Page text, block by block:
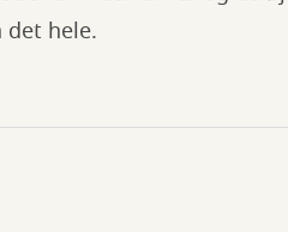
hele.